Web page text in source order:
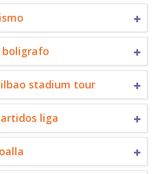
boligrafo
stadium tour
liga